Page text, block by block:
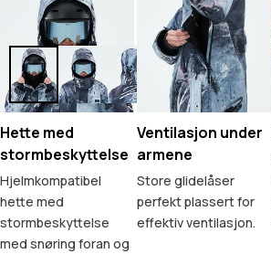
Hette med
stormbeskyttelse
Hjelmkompatibel
hette med
stormbeskyttelse
med snøring foran og
Ventilasjon under
armene
Store glidelåser
perfekt plassert for
effektiv ventilasjon.